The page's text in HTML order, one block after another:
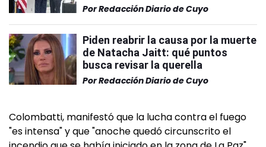
PorRedacción Diario de Cuyo
Piden reabrir la causa por la muerte
de Natacha Jaitt: qué puntos
busca revisar la querella
PorRedacción Diario de Cuyo
Colombatti, manifestó que la lucha contra el fuego
"es intensa" y que "anoche quedó circunscrito el